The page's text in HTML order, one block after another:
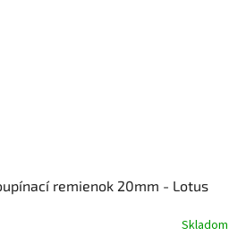
remienok 20mm - Lotus
Skladom